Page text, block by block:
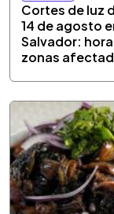
Cortes de luz
14 de agosto
Salvador:
zonas